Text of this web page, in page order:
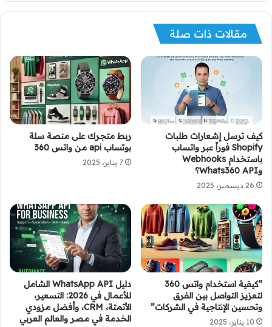
مقالات ذات صلة
كيف ترسل إشعارات طلبات
Shopify فوراً عبر واتساب
باستخدام Webhooks
وWhats360 API؟
26 ديسمبر، 2025
ربط متجرك على منصة سلة
بوتساب api من واتس 360
7 يناير، 2025
“كيفية استخدام واتس 360
لتعزيز التواصل بين الفرق
وتحسين الإنتاجية في الشركات”
10 يناير، 2025
دليل WhatsApp API الشامل
للأعمال في 2026: التسعير،
الأتمتة، CRM، وأفضل مزودي
الخدمة في مصر والعالم العربي